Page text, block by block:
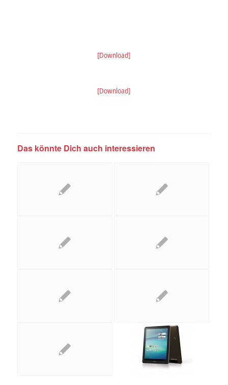
[Download]
[Download]
Das könnte Dich auch interessieren